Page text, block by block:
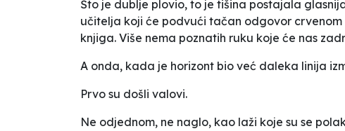
Što je dublje plovio, to je tišina postajala
učitelja koji će podvući tačan odgovor
knjiga. Više nema poznatih ruku koje će nas
A onda, kada je horizont bio već daleka linija
Prvo su došli valovi.
Ne odjednom, ne naglo, kao laži koje su se